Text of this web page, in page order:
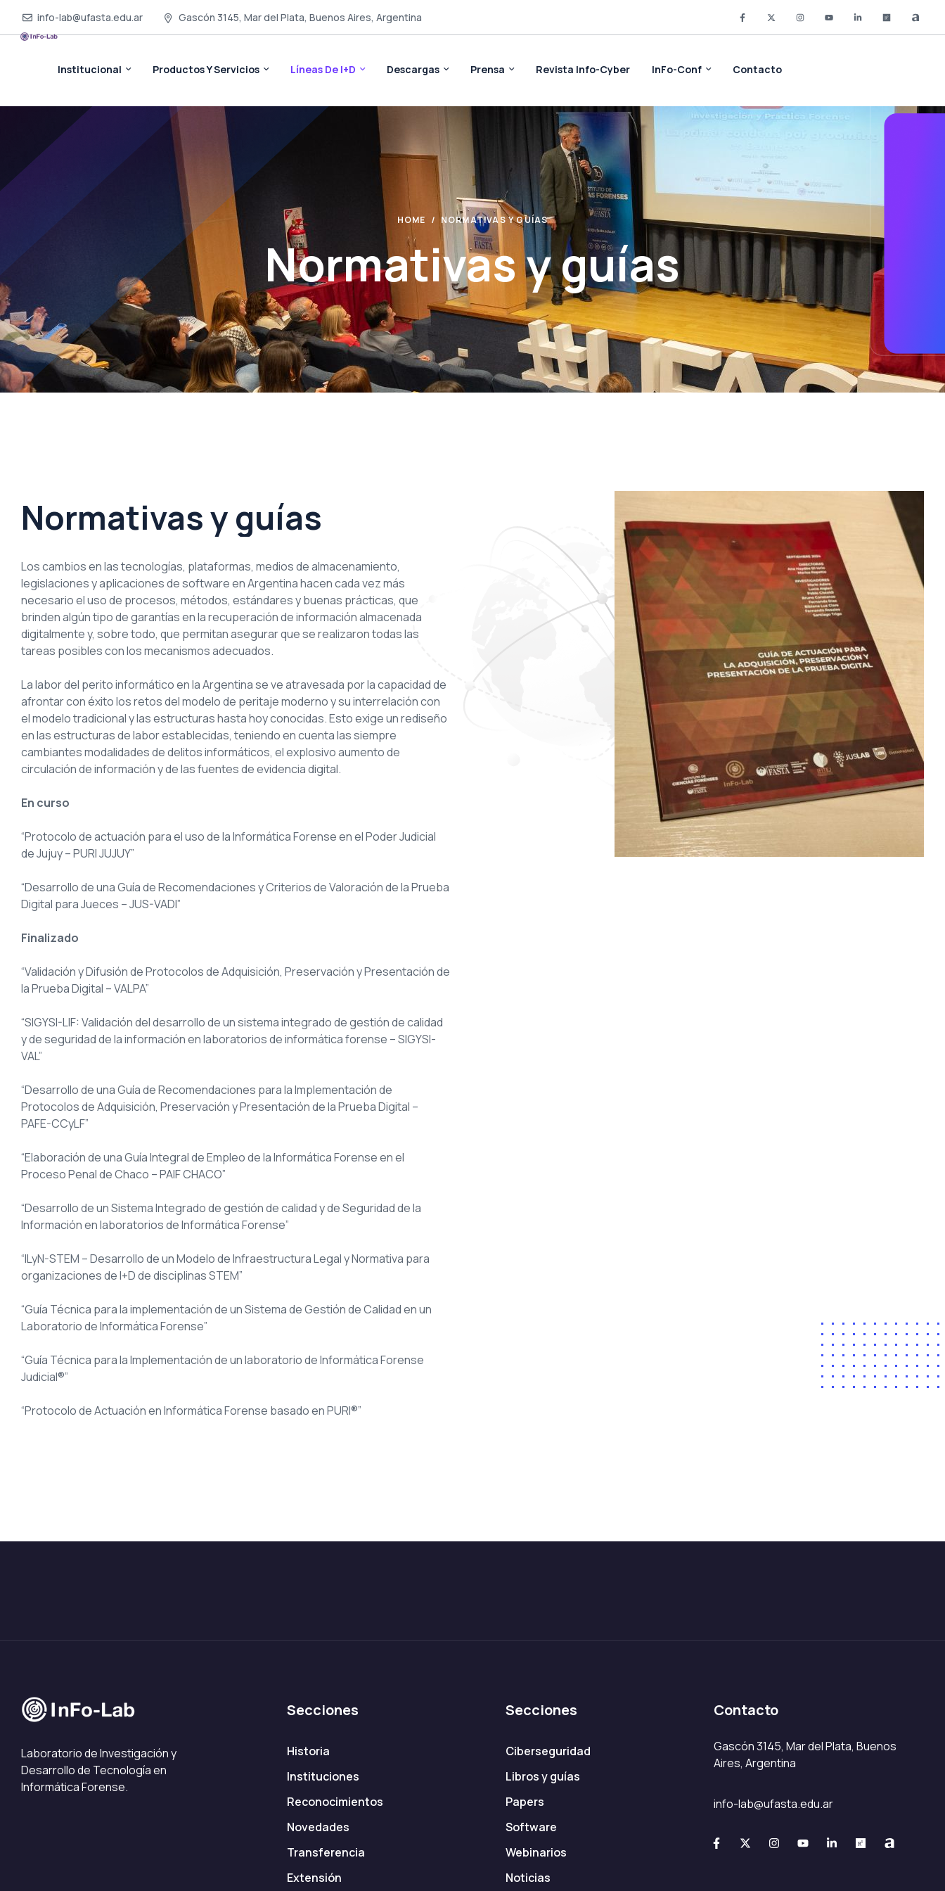
info-lab@ufasta.edu.ar Gascón 3145, Mar del Plata, Buenos Aires, Argentina
Institucional Productos Y Servicios Líneas De I+D Descargas Prensa Revista Info-Cyber InFo-Conf Contacto
HOME NORMATIVAS Y GUÍAS
Normativas y guías
Normativas y guías
Los cambios en las tecnologías, plataformas, medios de almacenamiento,
legislaciones y aplicaciones de software en Argentina hacen cada vez más
necesario el uso de procesos, métodos, estándares y buenas prácticas, que
brinden algún tipo de garantías en la recuperación de información almacenada
digitalmente y, sobre todo, que permitan asegurar que se realizaron todas las
tareas posibles con los mecanismos adecuados.
La labor del perito informático en la Argentina se ve atravesada por la capacidad de
afrontar con éxito los retos del modelo de peritaje moderno y su interrelación con
el modelo tradicional y las estructuras hasta hoy conocidas. Esto exige un rediseño
en las estructuras de labor establecidas, teniendo en cuenta las siempre
cambiantes modalidades de delitos informáticos, el explosivo aumento de
circulación de información y de las fuentes de evidencia digital.
En curso
“Protocolo de actuación para el uso de la Informática Forense en el Poder Judicial
de Jujuy – PURI JUJUY”
“Desarrollo de una Guía de Recomendaciones y Criterios de Valoración de la Prueba
Digital para Jueces – JUS-VADI”
Finalizado
“Validación y Difusión de Protocolos de Adquisición, Preservación y Presentación de
la Prueba Digital – VALPA”
“SIGYSI-LIF: Validación del desarrollo de un sistema integrado de gestión de calidad
y de seguridad de la información en laboratorios de informática forense – SIGYSI-
VAL”
“Desarrollo de una Guía de Recomendaciones para la Implementación de
Protocolos de Adquisición, Preservación y Presentación de la Prueba Digital –
PAFE-CCyLF”
“Elaboración de una Guía Integral de Empleo de la Informática Forense en el
Proceso Penal de Chaco – PAIF CHACO”
“Desarrollo de un Sistema Integrado de gestión de calidad y de Seguridad de la
Información en laboratorios de Informática Forense”
“ILyN-STEM – Desarrollo de un Modelo de Infraestructura Legal y Normativa para
organizaciones de I+D de disciplinas STEM”
“Guía Técnica para la implementación de un Sistema de Gestión de Calidad en un
Laboratorio de Informática Forense”
“Guía Técnica para la Implementación de un laboratorio de Informática Forense
Judicial®”
“Protocolo de Actuación en Informática Forense basado en PURI®”
Laboratorio de Investigación y
Desarrollo de Tecnología en
Informática Forense.
Secciones
Historia
Instituciones
Reconocimientos
Novedades
Transferencia
Extensión
Secciones
Ciberseguridad
Libros y guías
Papers
Software
Webinarios
Noticias
Contacto
Gascón 3145, Mar del Plata, Buenos
Aires, Argentina
info-lab@ufasta.edu.ar